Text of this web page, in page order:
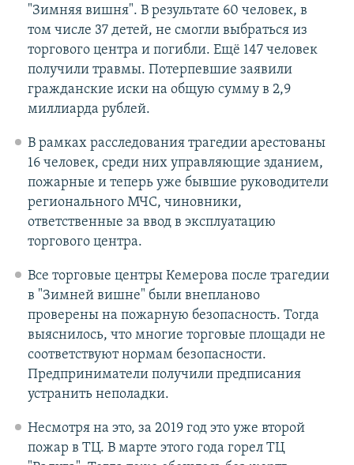
"Зимняя вишня". В результате 60 человек, в
том числе 37 детей, не смогли выбраться из
торгового центра и погибли. Ещё 147 человек
получили травмы. Потерпевшие заявили
гражданские иски на общую сумму в 2,9
миллиарда рублей.
В рамках расследования трагедии арестованы
16 человек, среди них управляющие зданием,
пожарные и теперь уже бывшие руководители
регионального МЧС, чиновники,
ответственные за ввод в эксплуатацию
торгового центра. ​
Все торговые центры Кемерова после трагедии
в "Зимней вишне" были внепланово
проверены на пожарную безопасность. Тогда
выяснилось, что многие торговые площади не
соответствуют нормам безопасности.
Предприниматели получили предписания
устранить неполадки.
Несмотря на это, за 2019 год это уже второй
пожар в ТЦ. В марте этого года горел ТЦ